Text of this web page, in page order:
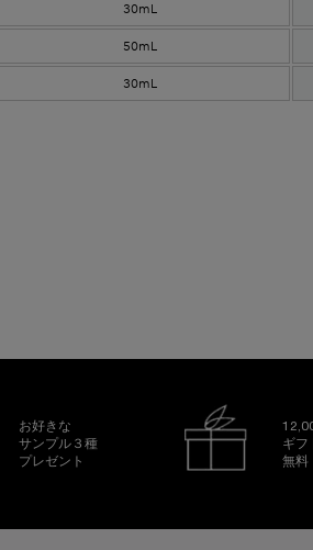
30mL
50mL
30mL
お好きな
サンプル３種
プレゼント
ギフ
無料